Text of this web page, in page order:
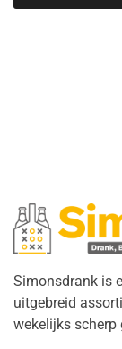
Simonsdrank is
uitgebreid
wekelijks scherp